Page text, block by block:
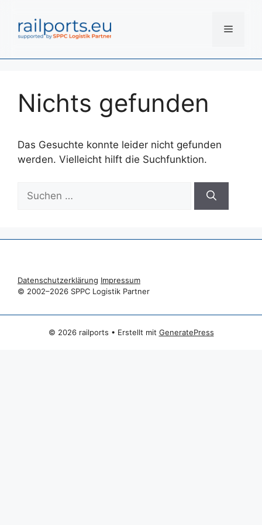
Inhalt
springen
Menü
Nichts gefunden
Das Gesuchte konnte leider nicht gefunden
werden. Vielleicht hilft die Suchfunktion.
nach:
Datenschutzerklärung Impressum
© 2002–2026 SPPC Logistik Partner
© 2026 railports • Erstellt mit GeneratePress